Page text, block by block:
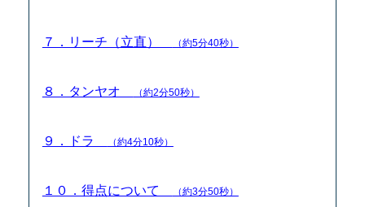
７．リーチ（立直） （約5分40秒）
８．タンヤオ （約2分50秒）
９．ドラ （約4分10秒）
１０．得点について （約3分50秒）